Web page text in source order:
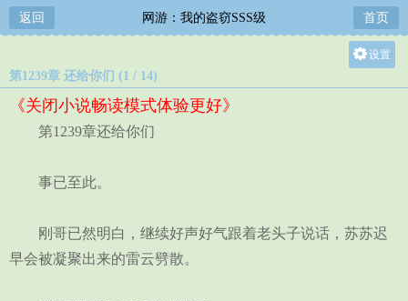
返回 网游：我的盗窃SSS级 首页
设置
第1239章 还给你们 (1 / 14)
《关闭小说畅读模式体验更好》
第1239章还给你们
事已至此。
刚哥已然明白，继续好声好气跟着老头子说话，苏苏迟
早会被凝聚出来的雷云劈散。